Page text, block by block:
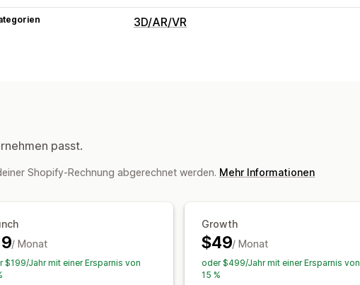
3D/AR/VR
passt.
Shopify-Rechnung abgerechnet werden. Mehr Informationen
/ Monat
$199/Jahr mit einer Ersparnis von
Growth
$49/ Monat
oder $499/Jahr mit einer Ersparnis von
15 %